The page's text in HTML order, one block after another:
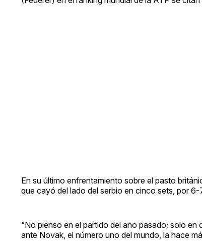
En su último enfrentamiento sobre el pasto
que cayó del lado del serbio en cinco sets, por
“No pienso en el partido del año pasado; solo
ante Novak, el número uno del mundo, la hace